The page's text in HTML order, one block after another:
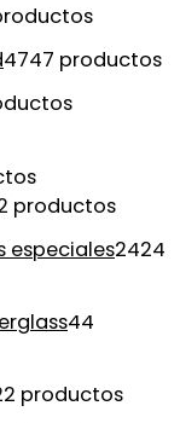
4747 productos
productos
especiales2424
44
2 productos